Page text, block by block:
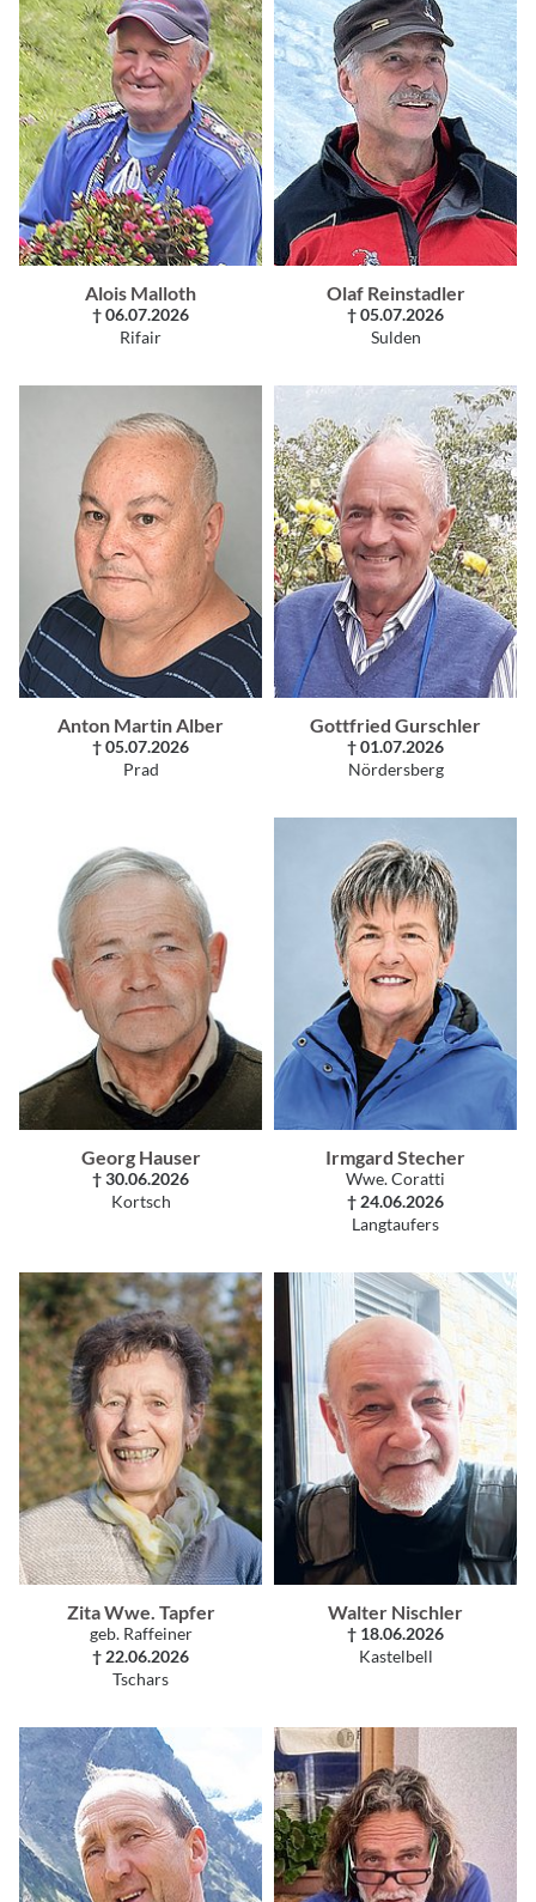
Alois Malloth
† 06.07.2026
Rifair
Olaf Reinstadler
† 05.07.2026
Sulden
Anton Martin Alber
† 05.07.2026
Prad
Gottfried Gurschler
† 01.07.2026
Nördersberg
Georg Hauser
† 30.06.2026
Kortsch
Irmgard Stecher
Wwe. Coratti
† 24.06.2026
Langtaufers
Zita Wwe. Tapfer
geb. Raffeiner
† 22.06.2026
Tschars
Walter Nischler
† 18.06.2026
Kastelbell